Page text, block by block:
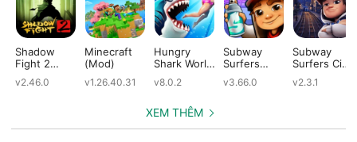
Shadow
Fight 2
v2.46.0
Minecraft
(Mod)
v1.26.40.31
Hungry
Shark World
v8.0.2
Subway
Surfers
v3.66.0
Subway
Surfers City
v2.3.1
XEM THÊM